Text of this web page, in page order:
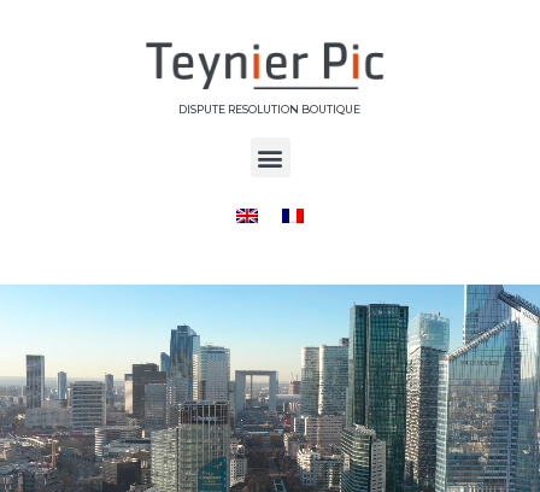
DISPUTE RESOLUTION BOUTIQUE